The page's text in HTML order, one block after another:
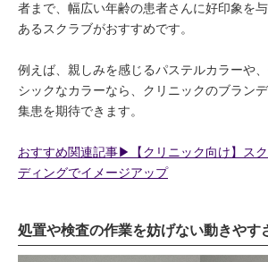
者まで、幅広い年齢の患者さんに好印象を
あるスクラブがおすすめです。
例えば、親しみを感じるパステルカラーや
シックなカラーなら、クリニックのブラン
集患を期待できます。
おすすめ関連記事▶︎【クリニック向け】ス
ディングでイメージアップ
処置や検査の作業を妨げない動きやす